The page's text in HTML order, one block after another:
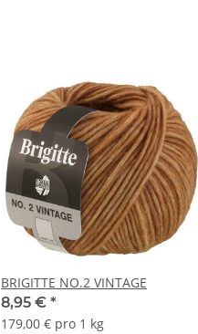
BRIGITTE NO.2 VINTAGE
8,95 € *
179,00 € pro 1 kg